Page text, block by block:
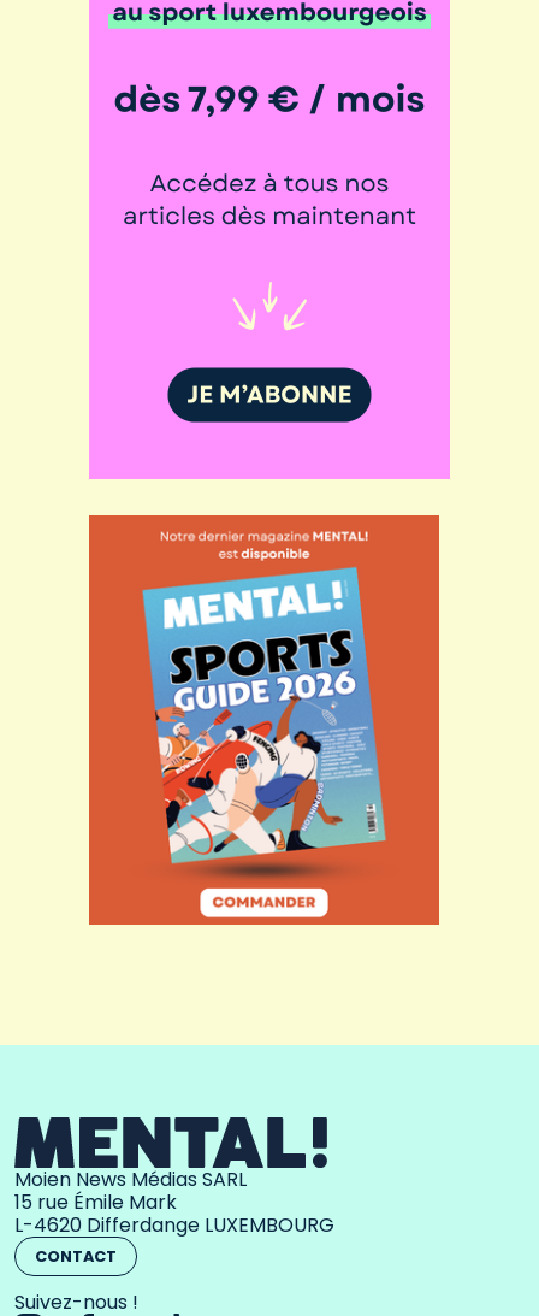
Moien News Médias SARL
15 rue Émile Mark
L-4620 Differdange LUXEMBOURG
CONTACT
Suivez-nous !